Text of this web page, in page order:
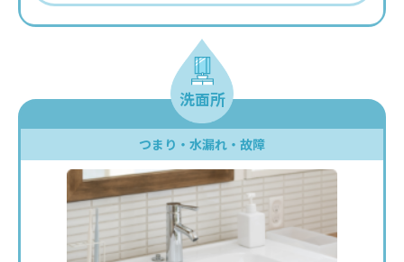
洗面所
つまり・水漏れ・故障